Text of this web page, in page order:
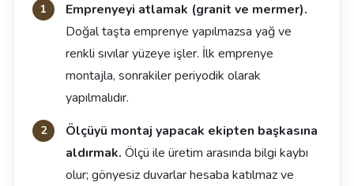
Emprenyeyi atlamak (granit ve mermer).
Doğal taşta emprenye yapılmazsa yağ ve
renkli sıvılar yüzeye işler. İlk emprenye
montajla, sonrakiler periyodik olarak
yapılmalıdır.
Ölçüyü montaj yapacak ekipten başkasına
aldırmak. Ölçü ile üretim arasında bilgi kaybı
olur; gönyesiz duvarlar hesaba katılmaz ve